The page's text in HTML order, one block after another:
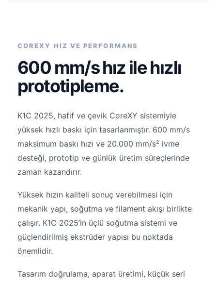
COREXY HIZ VE PERFORMANS
600 mm/s hız ile hızlı
prototipleme.
K1C 2025, hafif ve çevik CoreXY sistemiyle
yüksek hızlı baskı için tasarlanmıştır. 600 mm/s
maksimum baskı hızı ve 20.000 mm/s² ivme
desteği, prototip ve günlük üretim süreçlerinde
zaman kazandırır.
Yüksek hızın kaliteli sonuç verebilmesi için
mekanik yapı, soğutma ve filament akışı birlikte
çalışır. K1C 2025’in üçlü soğutma sistemi ve
güçlendirilmiş ekstrüder yapısı bu noktada
önemlidir.
Tasarım doğrulama, aparat üretimi, küçük seri